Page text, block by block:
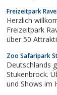
Freizeitpark
Herzlich
Freizeitpark
über 50
Zoo Safaripark
Deutschlands
Stukenbrock. Über
und Shows im